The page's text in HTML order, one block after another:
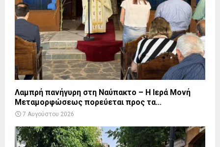
Λαμπρή πανήγυρη στη Ναύπακτο – Η Ιερά Μονή
Μεταμορφώσεως πορεύεται προς τα...
7 Αυγούστου 2026